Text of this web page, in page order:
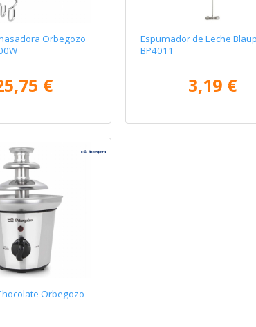
Orbegozo
€
Espumador de Leche
BP4011
3,19 €
Orbegozo